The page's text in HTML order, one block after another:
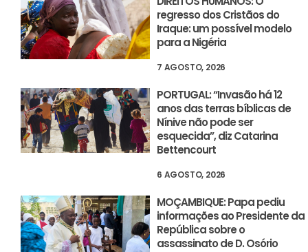
regresso dos Cristãos do
Iraque: um possível modelo
para a Nigéria
7 AGOSTO, 2026
PORTUGAL: “Invasão há 12
anos das terras bíblicas de
Nínive não pode ser
esquecida”, diz Catarina
Bettencourt
6 AGOSTO, 2026
MOÇAMBIQUE: Papa pediu
informações ao Presidente da
República sobre o
assassinato de D. Osório